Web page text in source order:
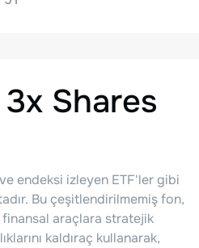
Shares
endeksi izleyen ETF'ler gibi
Bu çeşitlendirilmemiş fon,
finansal araçlara stratejik
kaldıraç kullanarak,